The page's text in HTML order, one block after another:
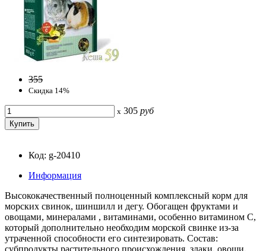
355
Скидка 14%
x 305 руб
Код: g-20410
Информация
Высококачественный полноценный комплексный корм для
морских свинок, шиншилл и дегу. Обогащен фруктами и
овощами, минералами , витаминами, особенно витамином С,
который дополнительно необходим морской свинке из-за
утраченной способности его синтезировать. Состав:
субпродукты растительного происхождения, злаки, овощи,